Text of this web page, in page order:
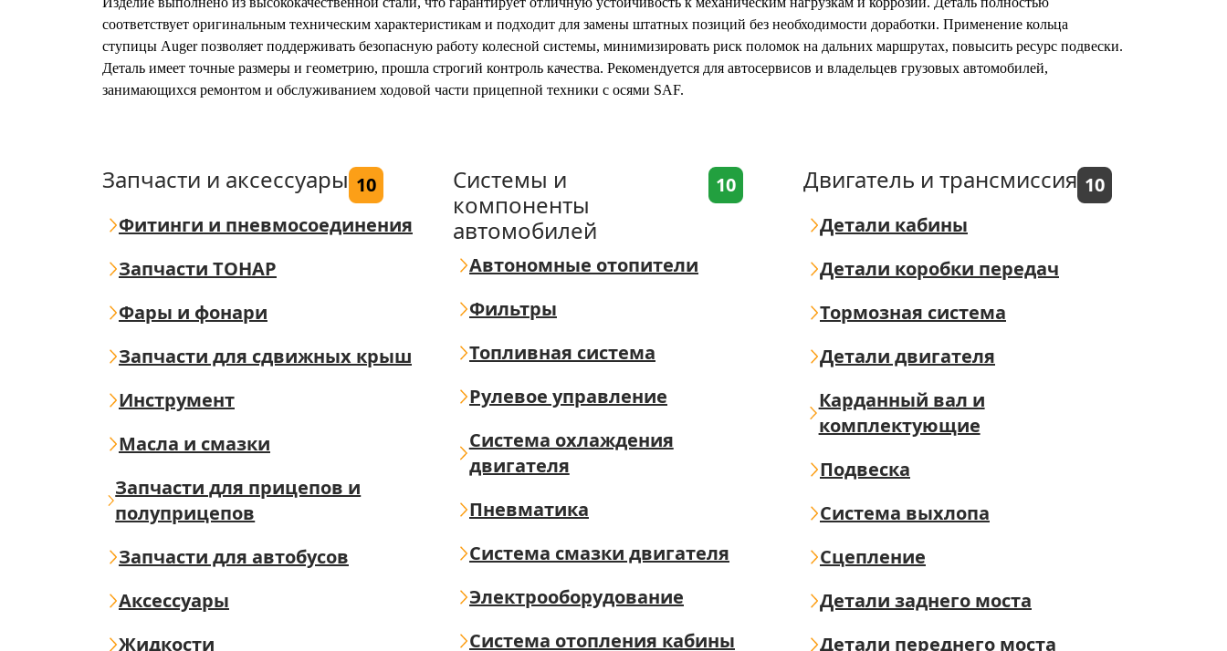
соответствует оригинальным техническим характеристикам и подходит для замены штатных позиций без необходимости доработки. Применение кольца
ступицы Auger позволяет поддерживать безопасную работу колесной системы, минимизировать риск поломок на дальних маршрутах, повысить ресурс подвески.
Деталь имеет точные размеры и геометрию, прошла строгий контроль качества. Рекомендуется для автосервисов и владельцев грузовых автомобилей,
занимающихся ремонтом и обслуживанием ходовой части прицепной техники с осями SAF.
Запчасти и аксессуары 10
Фитинги и пневмосоединения
Запчасти ТОНАР
Фары и фонари
Запчасти для сдвижных крыш
Инструмент
Масла и смазки
Запчасти для прицепов и
полуприцепов
Запчасти для автобусов
Аксессуары
Жидкости
Системы и
компоненты
автомобилей
10
Автономные отопители
Фильтры
Топливная система
Рулевое управление
Система охлаждения
двигателя
Пневматика
Система смазки двигателя
Электрооборудование
Система отопления кабины
Двигатель и трансмиссия 10
Детали кабины
Детали коробки передач
Тормозная система
Детали двигателя
Карданный вал и
комплектующие
Подвеска
Система выхлопа
Сцепление
Детали заднего моста
Детали переднего моста